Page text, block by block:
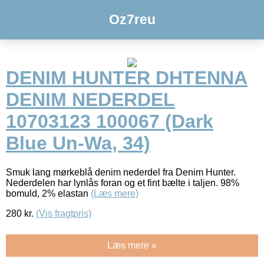
Oz7reu
DENIM HUNTER DHTENNA
DENIM NEDERDEL
10703123 100067 (Dark
Blue Un-Wa, 34)
Smuk lang mørkeblå denim nederdel fra Denim Hunter.
Nederdelen har lynlås foran og et fint bælte i taljen. 98%
bomuld, 2% elastan (Læs mere)
280 kr. (Vis fragtpris)
Læs mere »